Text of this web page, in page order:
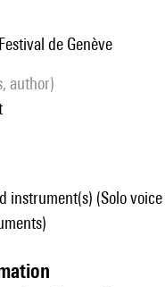
de Genève
author)
instrument(s) (Solo